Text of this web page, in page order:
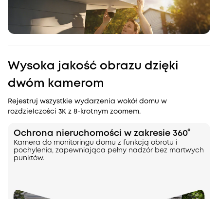
Wysoka jakość obrazu dzięki
dwóm kamerom
Rejestruj wszystkie wydarzenia wokół domu w
rozdzielczości 3K z 8-krotnym zoomem.
Ochrona nieruchomości w zakresie 360°
Kamera do monitoringu domu z funkcją obrotu i
pochylenia, zapewniająca pełny nadzór bez martwych
punktów.